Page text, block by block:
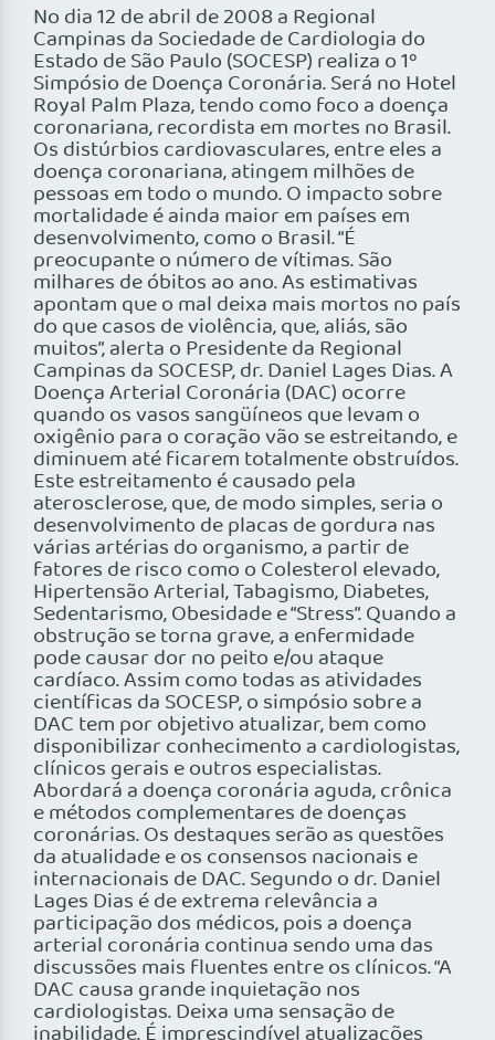
No dia 12 de abril de 2008 a Regional
Campinas da Sociedade de Cardiologia do
Estado de São Paulo (SOCESP) realiza o 1º
Simpósio de Doença Coronária. Será no Hotel
Royal Palm Plaza, tendo como foco a doença
coronariana, recordista em mortes no Brasil.
Os distúrbios cardiovasculares, entre eles a
doença coronariana, atingem milhões de
pessoas em todo o mundo. O impacto sobre
mortalidade é ainda maior em países em
desenvolvimento, como o Brasil. “É
preocupante o número de vítimas. São
milhares de óbitos ao ano. As estimativas
apontam que o mal deixa mais mortos no país
do que casos de violência, que, aliás, são
muitos”, alerta o Presidente da Regional
Campinas da SOCESP, dr. Daniel Lages Dias. A
Doença Arterial Coronária (DAC) ocorre
quando os vasos sangüíneos que levam o
oxigênio para o coração vão se estreitando, e
diminuem até ficarem totalmente obstruídos.
Este estreitamento é causado pela
aterosclerose, que, de modo simples, seria o
desenvolvimento de placas de gordura nas
várias artérias do organismo, a partir de
fatores de risco como o Colesterol elevado,
Hipertensão Arterial, Tabagismo, Diabetes,
Sedentarismo, Obesidade e “Stress”. Quando a
obstrução se torna grave, a enfermidade
pode causar dor no peito e/ou ataque
cardíaco. Assim como todas as atividades
científicas da SOCESP, o simpósio sobre a
DAC tem por objetivo atualizar, bem como
disponibilizar conhecimento a cardiologistas,
clínicos gerais e outros especialistas.
Abordará a doença coronária aguda, crônica
e métodos complementares de doenças
coronárias. Os destaques serão as questões
da atualidade e os consensos nacionais e
internacionais de DAC. Segundo o dr. Daniel
Lages Dias é de extrema relevância a
participação dos médicos, pois a doença
arterial coronária continua sendo uma das
discussões mais fluentes entre os clínicos. “A
DAC causa grande inquietação nos
cardiologistas. Deixa uma sensação de